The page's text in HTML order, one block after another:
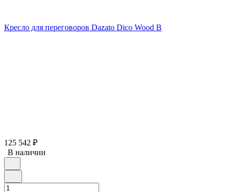
Кресло для переговоров Dazato Dico Wood B
125 542 ₽
В наличии